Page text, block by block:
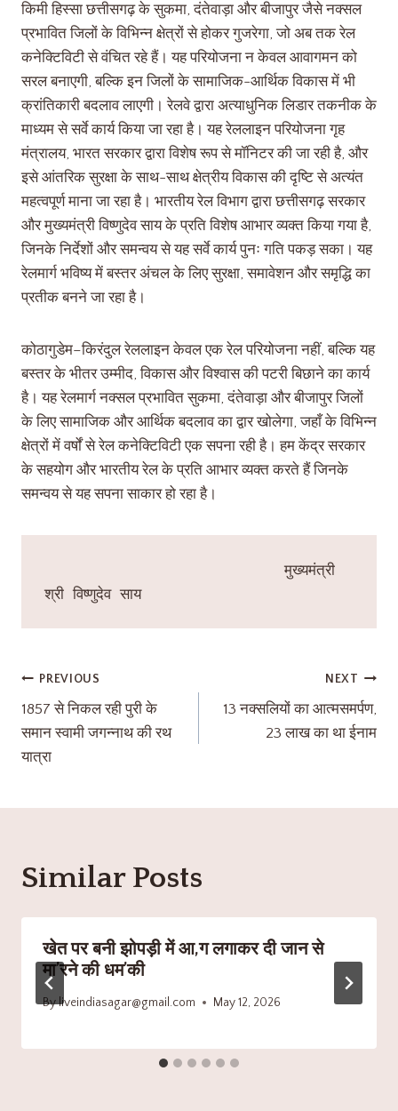
किमी हिस्सा छत्तीसगढ़ के सुकमा, दंतेवाड़ा और बीजापुर जैसे नक्सल
प्रभावित जिलों के विभिन्न क्षेत्रों से होकर गुजरेगा, जो अब तक रेल
कनेक्टिविटी से वंचित रहे हैं। यह परियोजना न केवल आवागमन को
सरल बनाएगी, बल्कि इन जिलों के सामाजिक-आर्थिक विकास में भी
क्रांतिकारी बदलाव लाएगी। रेलवे द्वारा अत्याधुनिक लिडार तकनीक के
माध्यम से सर्वे कार्य किया जा रहा है। यह रेललाइन परियोजना गृह
मंत्रालय, भारत सरकार द्वारा विशेष रूप से मॉनिटर की जा रही है, और
इसे आंतरिक सुरक्षा के साथ-साथ क्षेत्रीय विकास की दृष्टि से अत्यंत
महत्वपूर्ण माना जा रहा है। भारतीय रेल विभाग द्वारा छत्तीसगढ़ सरकार
और मुख्यमंत्री विष्णुदेव साय के प्रति विशेष आभार व्यक्त किया गया है,
जिनके निर्देशों और समन्वय से यह सर्वे कार्य पुनः गति पकड़ सका। यह
रेलमार्ग भविष्य में बस्तर अंचल के लिए सुरक्षा, समावेशन और समृद्धि का
प्रतीक बनने जा रहा है।
कोठागुडेम–किरंदुल रेललाइन केवल एक रेल परियोजना नहीं, बल्कि यह
बस्तर के भीतर उम्मीद, विकास और विश्वास की पटरी बिछाने का कार्य
है। यह रेलमार्ग नक्सल प्रभावित सुकमा, दंतेवाड़ा और बीजापुर जिलों
के लिए सामाजिक और आर्थिक बदलाव का द्वार खोलेगा, जहाँ के विभिन्न
क्षेत्रों में वर्षों से रेल कनेक्टिविटी एक सपना रही है। हम केंद्र सरकार
के सहयोग और भारतीय रेल के प्रति आभार व्यक्त करते हैं जिनके
समन्वय से यह सपना साकार हो रहा है।
                           मुख्यमंत्री
श्री विष्णुदेव साय
PREVIOUS
1857 से निकल रही पुरी के
समान स्वामी जगन्नाथ की रथ
यात्रा
NEXT
13 नक्सलियों का आत्मसमर्पण,
23 लाख का था ईनाम
Similar Posts
खेत पर बनी झोपड़ी में आ,ग लगाकर दी जान से
मा’रने की धम’की
Byliveindiasagar@gmail.com May 12, 2026